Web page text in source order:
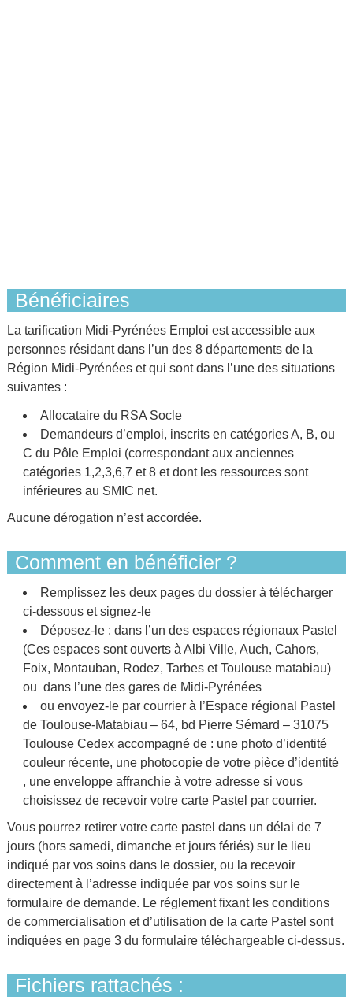
Bénéficiaires
La tarification Midi-Pyrénées Emploi est accessible aux
personnes résidant dans l’un des 8 départements de la
Région Midi-Pyrénées et qui sont dans l’une des situations
suivantes :
Allocataire du RSA Socle
Demandeurs d’emploi, inscrits en catégories A, B, ou
C du Pôle Emploi (correspondant aux anciennes
catégories 1,2,3,6,7 et 8 et dont les ressources sont
inférieures au SMIC net.
Aucune dérogation n’est accordée.
Comment en bénéficier ?
Remplissez les deux pages du dossier à télécharger
ci-dessous et signez-le
Déposez-le : dans l’un des espaces régionaux Pastel
(Ces espaces sont ouverts à Albi Ville, Auch, Cahors,
Foix, Montauban, Rodez, Tarbes et Toulouse matabiau)
ou dans l’une des gares de Midi-Pyrénées
ou envoyez-le par courrier à l’Espace régional Pastel
de Toulouse-Matabiau – 64, bd Pierre Sémard – 31075
Toulouse Cedex accompagné de : une photo d’identité
couleur récente, une photocopie de votre pièce d’identité
, une enveloppe affranchie à votre adresse si vous
choisissez de recevoir votre carte Pastel par courrier.
Vous pourrez retirer votre carte pastel dans un délai de 7
jours (hors samedi, dimanche et jours fériés) sur le lieu
indiqué par vos soins dans le dossier, ou la recevoir
directement à l’adresse indiquée par vos soins sur le
formulaire de demande. Le réglement fixant les conditions
de commercialisation et d’utilisation de la carte Pastel sont
indiquées en page 3 du formulaire téléchargeable ci-dessus.
Fichiers rattachés :